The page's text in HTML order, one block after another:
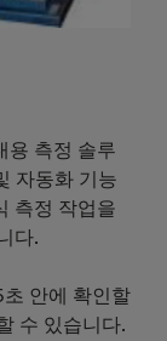
용 측정 솔루
자동화 기능
측정 작업을
다.
안에 확인할
수 있습니다.